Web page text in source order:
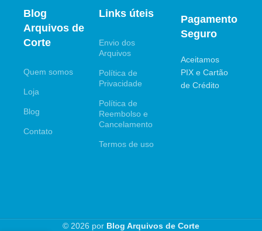
Blog
Arquivos de
Corte
Quem somos
Loja
Blog
Contato
Links úteis
Envio dos
Arquivos
Política de
Privacidade
Política de
Reembolso e
Cancelamento
Termos de uso
Pagamento
Seguro
Aceitamos
PIX e Cartão
de Crédito
© 2026 por Blog Arquivos de Corte